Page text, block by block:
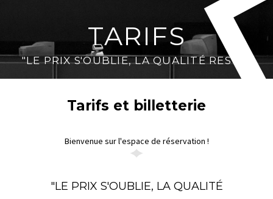
TARIFS
"LE PRIX S'OUBLIE, LA QUALITÉ RESTE"
Tarifs et billetterie
Bienvenue sur l'espace de réservation !
"LE PRIX S'OUBLIE, LA QUALITÉ